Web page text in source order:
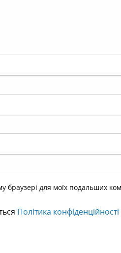
браузері для моїх подальших
Політика конфіденційності